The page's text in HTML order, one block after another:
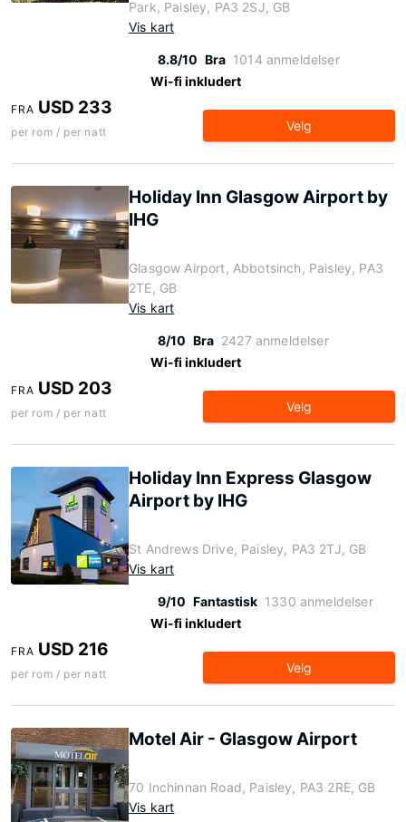
Park, Paisley, PA3 2SJ, GB
Vis kart
8.8/10 Bra 1014 anmeldelser
Wi-fi inkludert
FRA USD 233
per rom / per natt Velg
Holiday Inn Glasgow Airport by
IHG
Glasgow Airport, Abbotsinch, Paisley, PA3
2TE, GB
Vis kart
8/10 Bra 2427 anmeldelser
Wi-fi inkludert
FRA USD 203
per rom / per natt Velg
Holiday Inn Express Glasgow
Airport by IHG
St Andrews Drive, Paisley, PA3 2TJ, GB
Vis kart
9/10 Fantastisk 1330 anmeldelser
Wi-fi inkludert
FRA USD 216
per rom / per natt Velg
Motel Air - Glasgow Airport
70 Inchinnan Road, Paisley, PA3 2RE, GB
Vis kart